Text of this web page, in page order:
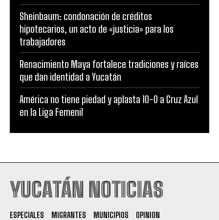
Sheinbaum: condonación de créditos
hipotecarios, un acto de «justicia» para los
trabajadores
Renacimiento Maya fortalece tradiciones y raíces
que dan identidad a Yucatán
América no tiene piedad y aplasta 10-0 a Cruz Azul
en la Liga Femenil
YUCATÁN NOTICIAS
ESPECIALES MIGRANTES MUNICIPIOS
OPINION